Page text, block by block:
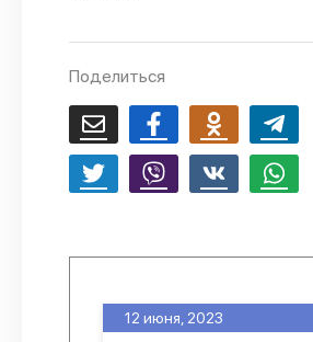
Поделиться
12 июня, 2023